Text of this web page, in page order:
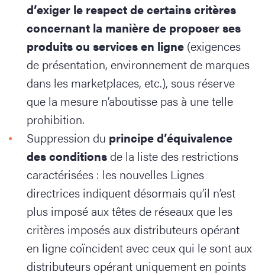
d’exiger le respect de certains critères
concernant la manière de proposer ses
produits ou services en ligne (exigences
de présentation, environnement de marques
dans les marketplaces, etc.), sous réserve
que la mesure n’aboutisse pas à une telle
prohibition.
Suppression du principe d’équivalence
des conditionsde la liste des restrictions
caractérisées : les nouvelles Lignes
directrices indiquent désormais qu’il n’est
plus imposé aux têtes de réseaux que les
critères imposés aux distributeurs opérant
en ligne coïncident avec ceux qui le sont aux
distributeurs opérant uniquement en points